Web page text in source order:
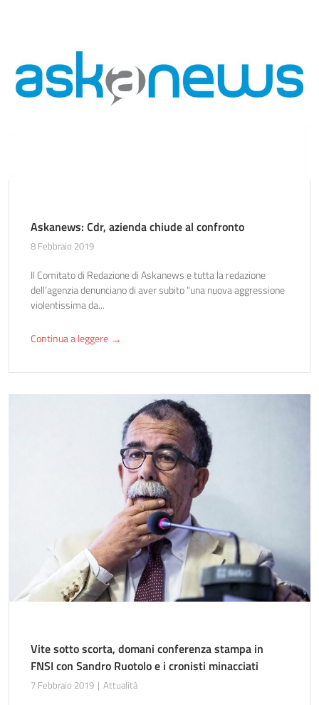
Askanews: Cdr, azienda chiude al confronto
8 Febbraio 2019
Il Comitato di Redazione di Askanews e tutta la redazione
dell’agenzia denunciano di aver subito “una nuova aggressione
violentissima da...
Continua a leggere →
Vite sotto scorta, domani conferenza stampa in
FNSI con Sandro Ruotolo e i cronisti minacciati
7 Febbraio 2019 Attualità